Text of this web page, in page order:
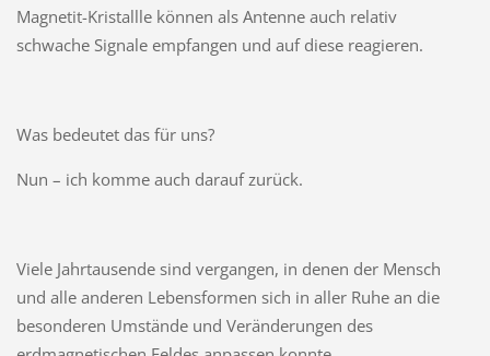
Magnetit-Kristallle können als Antenne auch relativ
schwache Signale empfangen und auf diese reagieren.
Was bedeutet das für uns?
Nun – ich komme auch darauf zurück.
Viele Jahrtausende sind vergangen, in denen der Mensch
und alle anderen Lebensformen sich in aller Ruhe an die
besonderen Umstände und Veränderungen des